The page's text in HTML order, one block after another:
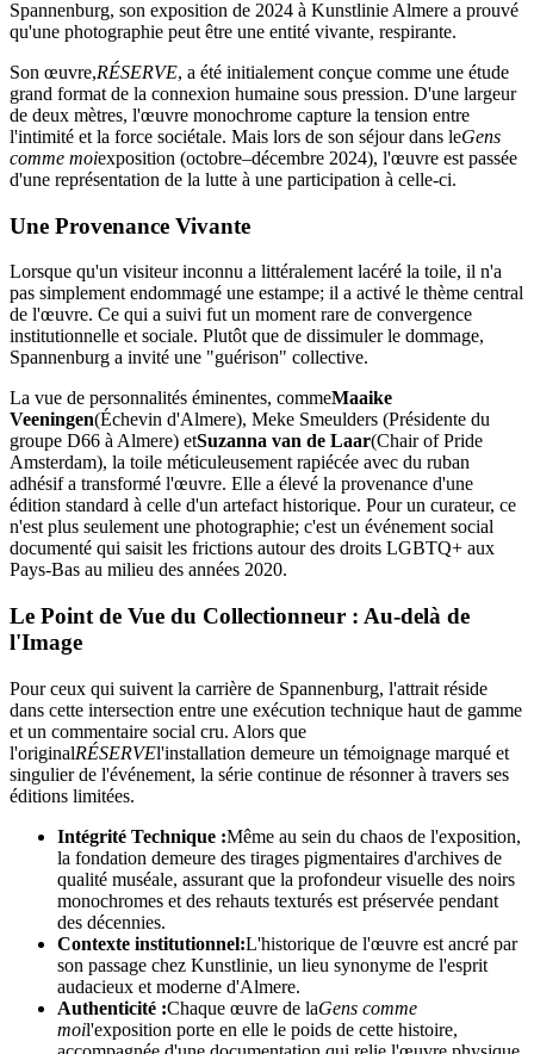
Spannenburg, son exposition de 2024 à Kunstlinie Almere a prouvé
qu'une photographie peut être une entité vivante, respirante.
Son œuvre,RÉSERVE, a été initialement conçue comme une étude
grand format de la connexion humaine sous pression. D'une largeur
de deux mètres, l'œuvre monochrome capture la tension entre
l'intimité et la force sociétale. Mais lors de son séjour dans leGens
comme moiexposition (octobre–décembre 2024), l'œuvre est passée
d'une représentation de la lutte à une participation à celle-ci.
Une Provenance Vivante
Lorsque qu'un visiteur inconnu a littéralement lacéré la toile, il n'a
pas simplement endommagé une estampe; il a activé le thème central
de l'œuvre. Ce qui a suivi fut un moment rare de convergence
institutionnelle et sociale. Plutôt que de dissimuler le dommage,
Spannenburg a invité une "guérison" collective.
La vue de personnalités éminentes, commeMaaike
Veeningen(Échevin d'Almere), Meke Smeulders (Présidente du
groupe D66 à Almere) etSuzanna van de Laar(Chair of Pride
Amsterdam), la toile méticuleusement rapiécée avec du ruban
adhésif a transformé l'œuvre. Elle a élevé la provenance d'une
édition standard à celle d'un artefact historique. Pour un curateur, ce
n'est plus seulement une photographie; c'est un événement social
documenté qui saisit les frictions autour des droits LGBTQ+ aux
Pays-Bas au milieu des années 2020.
Le Point de Vue du Collectionneur : Au-delà de
l'Image
Pour ceux qui suivent la carrière de Spannenburg, l'attrait réside
dans cette intersection entre une exécution technique haut de gamme
et un commentaire social cru. Alors que
l'originalRÉSERVEl'installation demeure un témoignage marqué et
singulier de l'événement, la série continue de résonner à travers ses
éditions limitées.
Intégrité Technique :Même au sein du chaos de l'exposition,
la fondation demeure des tirages pigmentaires d'archives de
qualité muséale, assurant que la profondeur visuelle des noirs
monochromes et des rehauts texturés est préservée pendant
des décennies.
Contexte institutionnel:L'historique de l'œuvre est ancré par
son passage chez Kunstlinie, un lieu synonyme de l'esprit
audacieux et moderne d'Almere.
Authenticité :Chaque œuvre de laGens comme
moil'exposition porte en elle le poids de cette histoire,